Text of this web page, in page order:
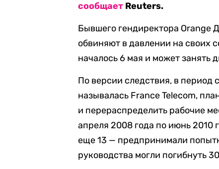
сообщает Reuters.
Бывшего гендиректора Orange
обвиняют в давлении на своих
началось 6 мая и может занять
По версии следствия, в период
называлась France Telecom,
и перераспределить рабочие
апреля 2008 года по июнь 2010
еще 13 — предпринимали
руководства могли погибнуть